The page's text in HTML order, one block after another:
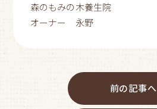
森のもみの木養生院
オーナー 永野
前の記事へ